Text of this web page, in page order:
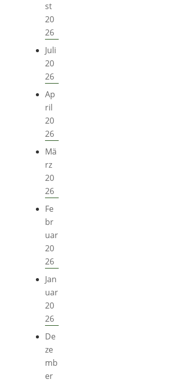
st
20
26
Juli
20
26
Ap
ril
20
26
Mä
rz
20
26
Fe
br
uar
20
26
Jan
uar
20
26
De
ze
mb
er